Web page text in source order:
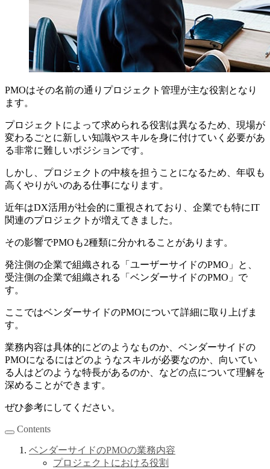
PMOはその名前の通りプロジェクト管理が主な役割となり
ます。
プロジェクトによって求められる役割は異なるため、現場が
変わるごとに新しい知識やスキルを身に付けていく必要があ
る非常に難しいポジションです。
しかし、プロジェクトの中核を担うことになるため、年収も
高くやりがいのある仕事になります。
近年はDX活用が社会的に重視されており、企業でも特にIT
関連のプロジェクトが増えてきました。
その影響でPMOも2種類に分かれることがあります。
発注側の企業で組織される「ユーザーサイドのPMO」と、
受注側の企業で組織される「ベンダーサイドのPMO」で
す。
ここではベンダーサイドのPMOについて詳細に取り上げま
す。
業務内容は具体的にどのようなものか、ベンダーサイドの
PMOになるにはどのようなスキルが必要なのか、向いてい
る人はどのような特長があるのか、などの点について理解を
深めることができます。
ぜひ参考にしてください。
Contents
ベンダーサイドのPMOの業務内容
プロジェクトにおける役割